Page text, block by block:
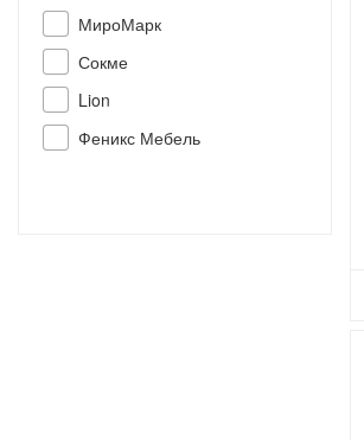
МироМарк
Сокме
Lion
Феникс Мебель